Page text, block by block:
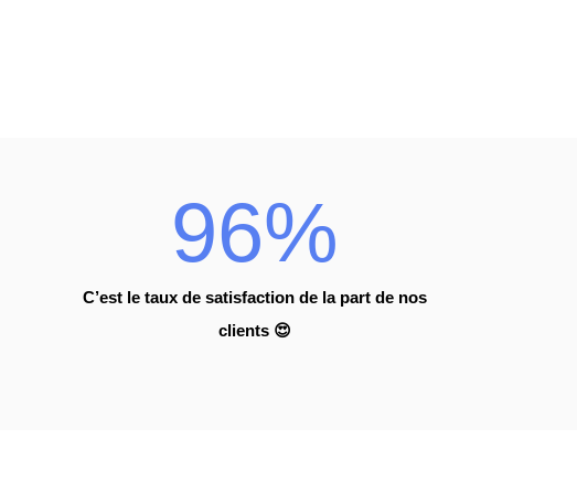
96%
C’est le taux de satisfaction de la part de nos
clients 😍